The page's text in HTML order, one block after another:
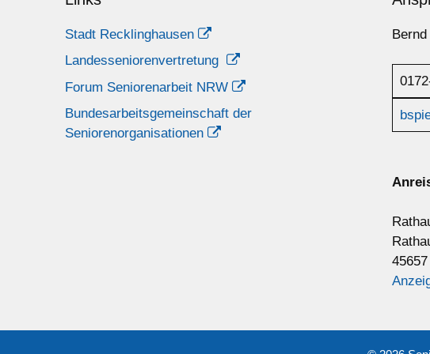
Stadt Recklinghausen
Landesseniorenvertretung
Forum Seniorenarbeit NRW
Bundesarbeitsgemeinschaft der
Seniorenorganisationen